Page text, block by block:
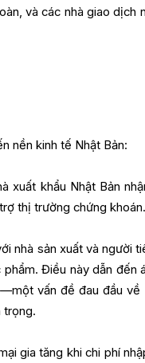
và các nhà giao
nền kinh tế Nhật Bản:
xuất khẩu Nhật Bản
thị trường chứng khoán.
nhà sản xuất và người
Điều này dẫn đến
vấn đề đau đầu về
trọng.
gia tăng khi chi phí